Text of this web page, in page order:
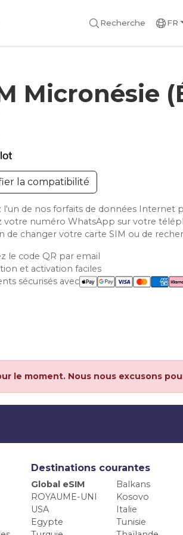
Recherche FR
Micronésie
la compatibilité
l'un de nos forfaits de données Internet
votre numéro WhatsApp sur votre
de changer votre carte SIM ou de
le code QR par email
et activation faciles
sécurisés avec
le moment. Nous nous excusons
Destinations courantes
Global eSIM
Balkans
ROYAUME-UNI
Kosovo
USA
Italie
Egypte
Tunisie